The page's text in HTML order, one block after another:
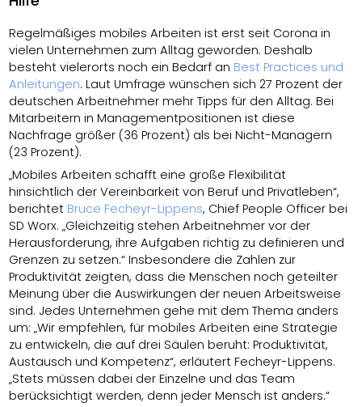
Regelmäßiges mobiles Arbeiten ist erst seit Corona in
vielen Unternehmen zum Alltag geworden. Deshalb
besteht vielerorts noch ein Bedarf an Best Practices und
Anleitungen. Laut Umfrage wünschen sich 27 Prozent der
deutschen Arbeitnehmer mehr Tipps für den Alltag. Bei
Mitarbeitern in Managementpositionen ist diese
Nachfrage größer (36 Prozent) als bei Nicht-Managern
(23 Prozent).
„Mobiles Arbeiten schafft eine große Flexibilität
hinsichtlich der Vereinbarkeit von Beruf und Privatleben“,
berichtet Bruce Fecheyr-Lippens, Chief People Officer bei
SD Worx. „Gleichzeitig stehen Arbeitnehmer vor der
Herausforderung, ihre Aufgaben richtig zu definieren und
Grenzen zu setzen.“ Insbesondere die Zahlen zur
Produktivität zeigten, dass die Menschen noch geteilter
Meinung über die Auswirkungen der neuen Arbeitsweise
sind. Jedes Unternehmen gehe mit dem Thema anders
um: „Wir empfehlen, für mobiles Arbeiten eine Strategie
zu entwickeln, die auf drei Säulen beruht: Produktivität,
Austausch und Kompetenz“, erläutert Fecheyr-Lippens.
„Stets müssen dabei der Einzelne und das Team
berücksichtigt werden, denn jeder Mensch ist anders.“